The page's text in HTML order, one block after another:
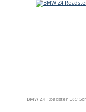
BMW Z4 Roadster E89